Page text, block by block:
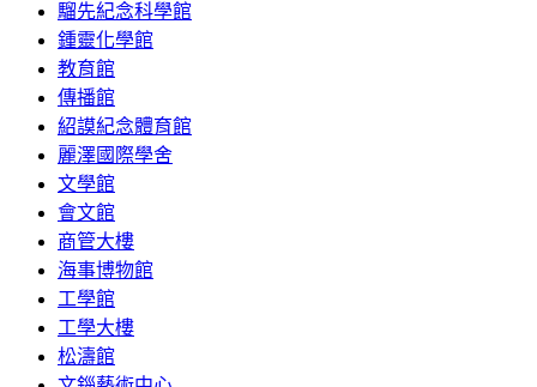
騮先紀念科學館
鍾靈化學館
教育館
傳播館
紹謨紀念體育館
麗澤國際學舍
文學館
會文館
商管大樓
海事博物館
工學館
工學大樓
松濤館